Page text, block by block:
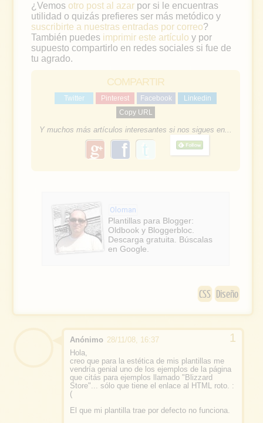
¿Vemos otro post al azar por si le encuentras
utilidad o quizás prefieres ser más metódico y
suscribirte a nuestras entradas por correo?
También puedes imprimir este artículo y por
supuesto compartirlo en redes sociales si fue de
tu agrado.
COMPARTIR
Twitter Pinterest Facebook
Linkedin
Copy URL
Y muchos más artículos interesantes si nos sigues en...
g
o
l
e
f
e
b
o
Oloman
Plantillas para Blogger:
Oldbook y Bloggerbloc.
Descarga gratuita. Búscalas
en Google.
CSS Diseño
Anónimo 28/11/08, 16:37
Hola,
creo que para la estética de mis plantillas me
vendría genial uno de los ejemplos de la página
que citás para ejemplos llamado "Blizzard
Store"... sólo que tiene el enlace al HTML roto. :
(
El que mi plantilla trae por defecto no funciona.